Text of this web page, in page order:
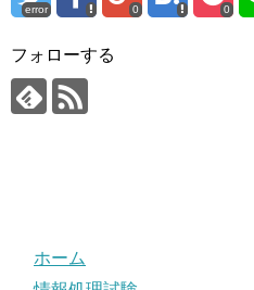
error 0 0
フォローする
ホーム